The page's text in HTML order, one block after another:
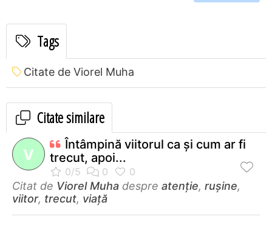
Tags
Citate de Viorel Muha
Citate similare
V
Întâmpină viitorul ca şi cum ar fi
trecut, apoi...
Citat de Viorel Muha despre atenție, rușine,
viitor, trecut, viață